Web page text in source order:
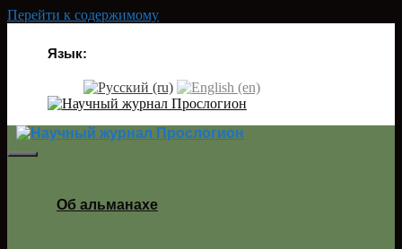
Перейти к содержимому
Язык:
Об альманахе